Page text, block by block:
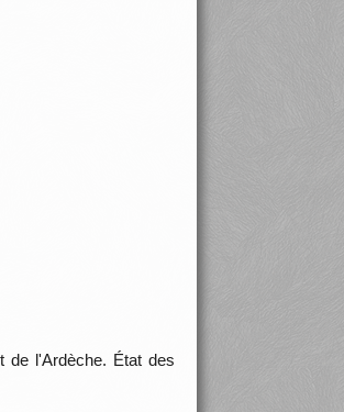
de l'Ardèche. État des